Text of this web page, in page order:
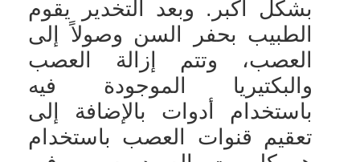
بشكل أكبر. وبعد التخدير يقوم
الطبيب بحفر السن وصولاً إلى
العصب، وتتم إزالة العصب
والبكتيريا الموجودة فيه
باستخدام أدوات بالإضافة إلى
تعقيم قنوات العصب باستخدام